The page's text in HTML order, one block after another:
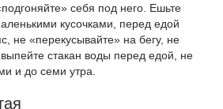
себя под него. Ешьте
кусочками, перед едой
не «перекусывайте» на бегу, не
выпейте стакан воды перед едой, не
и до семи утра.